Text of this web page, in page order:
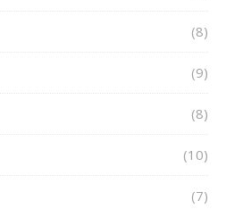
(8)
(9)
(8)
(10)
(7)